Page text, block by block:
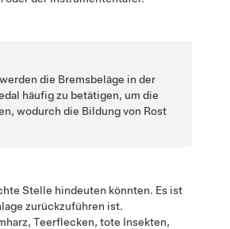
die Bremsbeläge in der
häufig zu betätigen, um die
wodurch die Bildung von Rost
Stelle hindeuten könnten. Es ist
zurückzuführen ist.
Teerflecken, tote Insekten,